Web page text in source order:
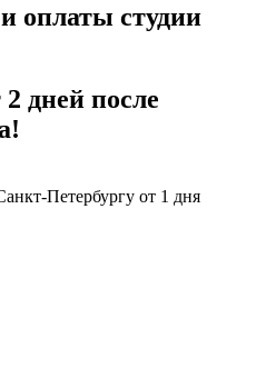
оплаты студии
дней после
Петербургу от 1 дня